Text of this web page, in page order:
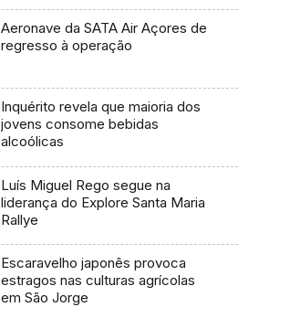
Aeronave da SATA Air Açores de
regresso à operação
Inquérito revela que maioria dos
jovens consome bebidas
alcoólicas
Luís Miguel Rego segue na
liderança do Explore Santa Maria
Rallye
Escaravelho japonês provoca
estragos nas culturas agrícolas
em São Jorge